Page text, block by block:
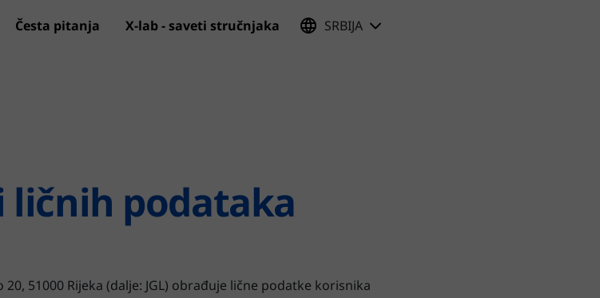
Preskoči na glavni sadržaj
Česta pitanja X-lab - saveti stručnjaka SRBIJA
podataka
20, 51000 Rijeka (dalje: JGL) obrađuje lične podatke korisnika